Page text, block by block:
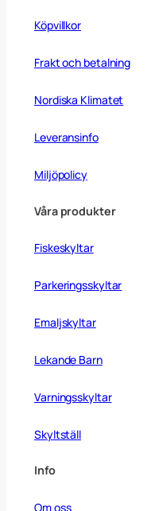
Köpvillkor
Frakt och betalning
Nordiska Klimatet
Leveransinfo
Miljöpolicy
Våra produkter
Fiskeskyltar
Parkeringsskyltar
Emaljskyltar
Lekande Barn
Varningsskyltar
Skyltställ
Info
Om oss